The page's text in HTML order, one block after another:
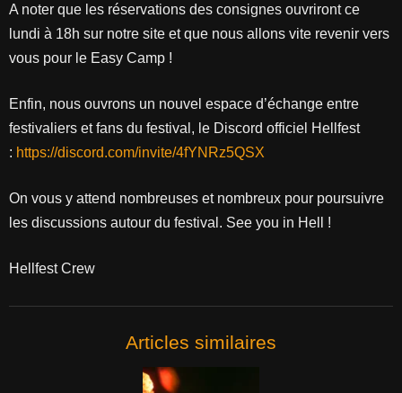
A noter que les réservations des consignes ouvriront ce
lundi à 18h sur notre site et que nous allons vite revenir vers
vous pour le Easy Camp !
Enfin, nous ouvrons un nouvel espace d’échange entre
festivaliers et fans du festival, le Discord officiel Hellfest
: https://discord.com/invite/4fYNRz5QSX
On vous y attend nombreuses et nombreux pour poursuivre
les discussions autour du festival. See you in Hell !
Hellfest Crew
Articles similaires